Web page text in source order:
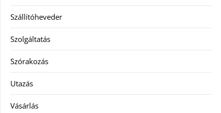
Szállítóheveder
Szolgáltatás
Szórakozás
Utazás
Vásárlás